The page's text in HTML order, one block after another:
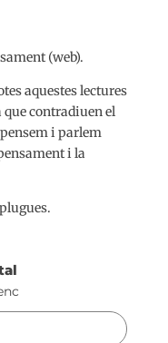
(web).
aquestes lectures
contradiuen el
i parlem
i la